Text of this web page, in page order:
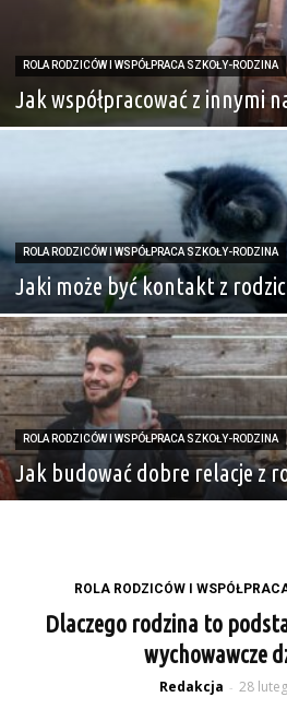
ROLA RODZICÓW I WSPÓŁPRACA SZKOŁY-RODZINA
Jak współpracować z innymi
ROLA RODZICÓW I WSPÓŁPRACA SZKOŁY-RODZINA
Jaki może być kontakt z
ROLA RODZICÓW I WSPÓŁPRACA SZKOŁY-RODZINA
Jak budować dobre relacje z
ROLA RODZICÓW I
Dlaczego rodzina to
wychowawcze
Redakcja - 28